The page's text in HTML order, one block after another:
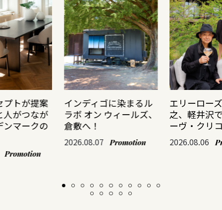
プトが提案
人がつなが
ンマークの
Promotion
インディゴに染まるル
ラボ オン ウィールズ、
倉敷へ！
2026.08.07 Promotion
エリーロー
之、軽井沢
ーヴ・クリ
2026.08.06